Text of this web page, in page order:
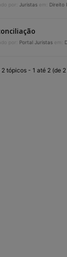
por: Juristas em: Direito
por: Portal Juristas em:
tópicos - 1 até 2 (de